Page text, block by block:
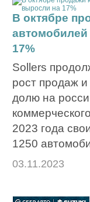
В октябре
17%
Sollers
рост продаж
долю на
2023 года
1250
03.11.2023